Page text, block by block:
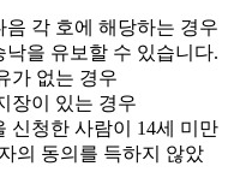
각 호에 해당하는 경우
낙을 유보할 수 있습니다.
가 없는 경우
장이 있는 경우
신청한 사람이 14세 미만
의 동의를 득하지 않았